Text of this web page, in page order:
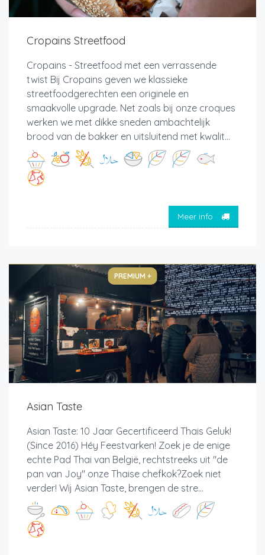
Cropains Streetfood
Cropains - Streetfood met een verrassende
twist Bij Cropains geven we klassieke
streetfoodgerechten een originele en
smaakvolle upgrade. Net zoals bij onze croques
werken we met dikke sneden ambachtelijk
brood van de bakker en uitsluitend met kwalit...
Meer info
PREMIUM +
Asian Taste
Asian Taste: 10 Jaar Gecertificeerd Thais Geluk!
(Since 2016) Héy Feestvarken! Zoek je de enige
echte Pad Thai van België, rechtstreeks uit "de
pan van Joy" onze Thaise chefkok?Zoek niet
verder! Wij Asian Taste, brengen de stre...